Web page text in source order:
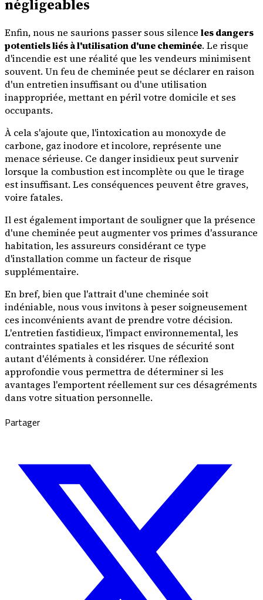
négligeables
Enfin, nous ne saurions passer sous silence les dangers
potentiels liés à l'utilisation d'une cheminée. Le risque
d'incendie est une réalité que les vendeurs minimisent
souvent. Un feu de cheminée peut se déclarer en raison
d'un entretien insuffisant ou d'une utilisation
inappropriée, mettant en péril votre domicile et ses
occupants.
À cela s'ajoute que, l'intoxication au monoxyde de
carbone, gaz inodore et incolore, représente une
menace sérieuse. Ce danger insidieux peut survenir
lorsque la combustion est incomplète ou que le tirage
est insuffisant. Les conséquences peuvent être graves,
voire fatales.
Il est également important de souligner que la présence
d'une cheminée peut augmenter vos primes d'assurance
habitation, les assureurs considérant ce type
d'installation comme un facteur de risque
supplémentaire.
En bref, bien que l'attrait d'une cheminée soit
indéniable, nous vous invitons à peser soigneusement
ces inconvénients avant de prendre votre décision.
L'entretien fastidieux, l'impact environnemental, les
contraintes spatiales et les risques de sécurité sont
autant d'éléments à considérer. Une réflexion
approfondie vous permettra de déterminer si les
avantages l'emportent réellement sur ces désagréments
dans votre situation personnelle.
Partager